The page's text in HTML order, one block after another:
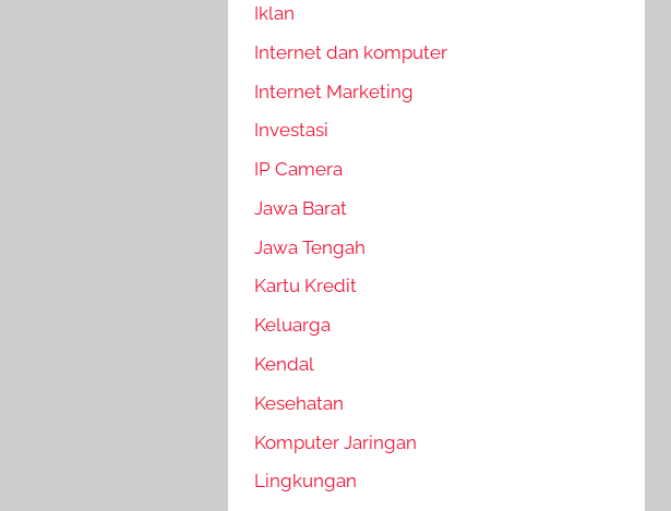
Iklan
Internet dan komputer
Internet Marketing
Investasi
IP Camera
Jawa Barat
Jawa Tengah
Kartu Kredit
Keluarga
Kendal
Kesehatan
Komputer Jaringan
Lingkungan